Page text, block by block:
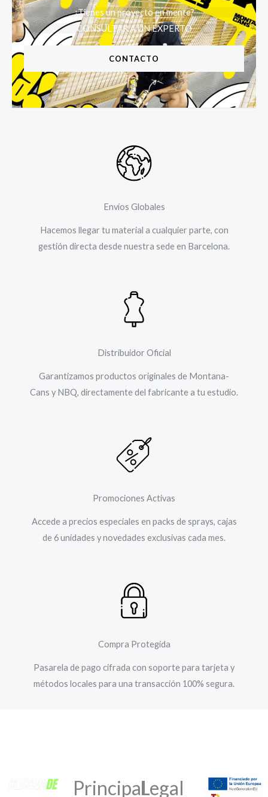
¿Tienes un proyecto en mente?
CONSULTAR A UN EXPERTO
CONTACTO
Envíos Globales
Hacemos llegar tu material a cualquier parte, con
gestión directa desde nuestra sede en Barcelona.
Distribuidor Oficial
Garantizamos productos originales de Montana-
Cans y NBQ, directamente del fabricante a tu estudio.
Promociones Activas
Accede a precios especiales en packs de sprays, cajas
de 6 unidades y novedades exclusivas cada mes.
Compra Protegida
Pasarela de pago cifrada con soporte para tarjeta y
métodos locales para una transacción 100% segura.
PrincipalLegal